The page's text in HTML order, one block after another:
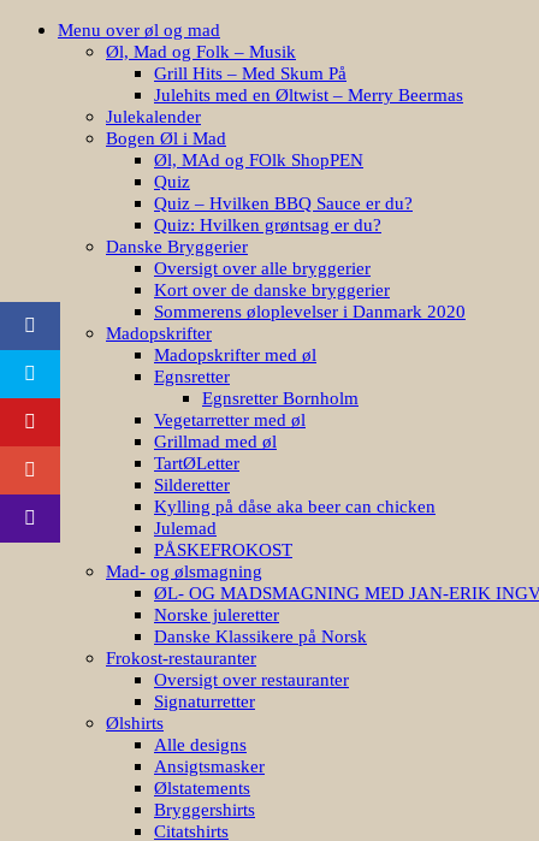
Menu over øl og mad
Øl, Mad og Folk – Musik
Grill Hits – Med Skum På
Julehits med en Øltwist – Merry Beermas
Julekalender
Bogen Øl i Mad
Øl, MAd og FOlk ShopPEN
Quiz
Quiz – Hvilken BBQ Sauce er du?
Quiz: Hvilken grøntsag er du?
Danske Bryggerier
Oversigt over alle bryggerier
Kort over de danske bryggerier
Sommerens øloplevelser i Danmark 2020
Madopskrifter
Madopskrifter med øl
Egnsretter
Egnsretter Bornholm
Vegetarretter med øl
Grillmad med øl
TartØLetter
Silderetter
Kylling på dåse aka beer can chicken
Julemad
PÅSKEFROKOST
Mad- og ølsmagning
ØL- OG MADSMAGNING MED JAN-ERIK
Norske juleretter
Danske Klassikere på Norsk
Frokost-restauranter
Oversigt over restauranter
Signaturretter
Ølshirts
Alle designs
Ansigtsmasker
Ølstatements
Bryggershirts
Citatshirts